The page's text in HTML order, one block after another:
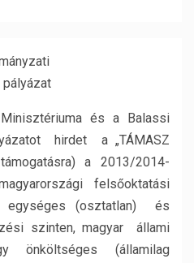
és a Balassi
hirdet a „TÁMASZ
támogatásra) a 2013/2014-
felsőoktatási
egységes (osztatlan) és
szinten, magyar állami
önköltséges (államilag